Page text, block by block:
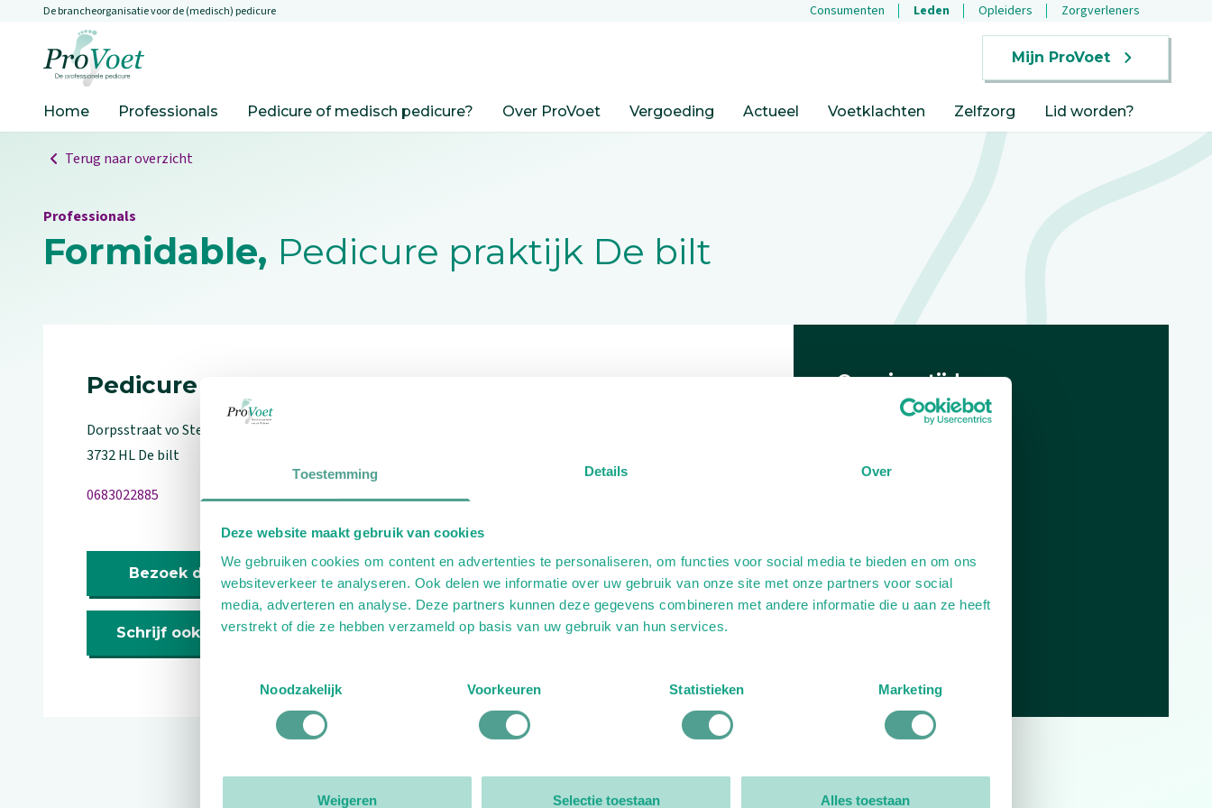
Toestemming Details Over
Deze website maakt gebruik van cookies
We gebruiken cookies om content en advertenties te personaliseren, om functies voor social media te bieden en om ons
websiteverkeer te analyseren. Ook delen we informatie over uw gebruik van onze site met onze partners voor social
media, adverteren en analyse. Deze partners kunnen deze gegevens combineren met andere informatie die u aan ze heeft
verstrekt of die ze hebben verzameld op basis van uw gebruik van hun services.
Noodzakelijk
Voorkeuren Statistieken Marketing
Weigeren Selectie toestaan Alles toestaan
Overslaan en naar de inhoud gaan
De brancheorganisatie voor de (medisch) pedicure Consumenten Leden Opleiders Zorgverleners
Mijn ProVoet
Home Professionals Pedicure of medisch pedicure? Over ProVoet Vergoeding Actueel Voetklachten Zelfzorg Lid worden?
Terug naar overzicht
Professionals
Formidable, Pedicure praktijk De bilt
Pedicure
Dorpsstraat vo Steenstraat128
3732 HLDe bilt
0683022885
Bezoek de website
Schrijf ook een review
Openingstijden
Reviews